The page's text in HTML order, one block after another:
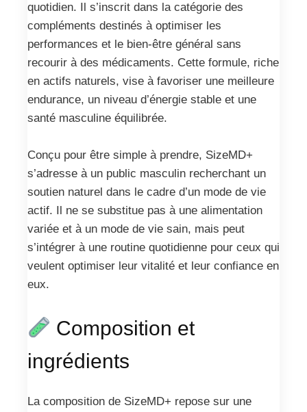
quotidien. Il s’inscrit dans la catégorie des
compléments destinés à optimiser les
performances et le bien-être général sans
recourir à des médicaments. Cette formule, riche
en actifs naturels, vise à favoriser une meilleure
endurance, un niveau d’énergie stable et une
santé masculine équilibrée.
Conçu pour être simple à prendre, SizeMD+
s’adresse à un public masculin recherchant un
soutien naturel dans le cadre d’un mode de vie
actif. Il ne se substitue pas à une alimentation
variée et à un mode de vie sain, mais peut
s’intégrer à une routine quotidienne pour ceux qui
veulent optimiser leur vitalité et leur confiance en
eux.
Composition et
ingrédients
La composition de SizeMD+ repose sur une